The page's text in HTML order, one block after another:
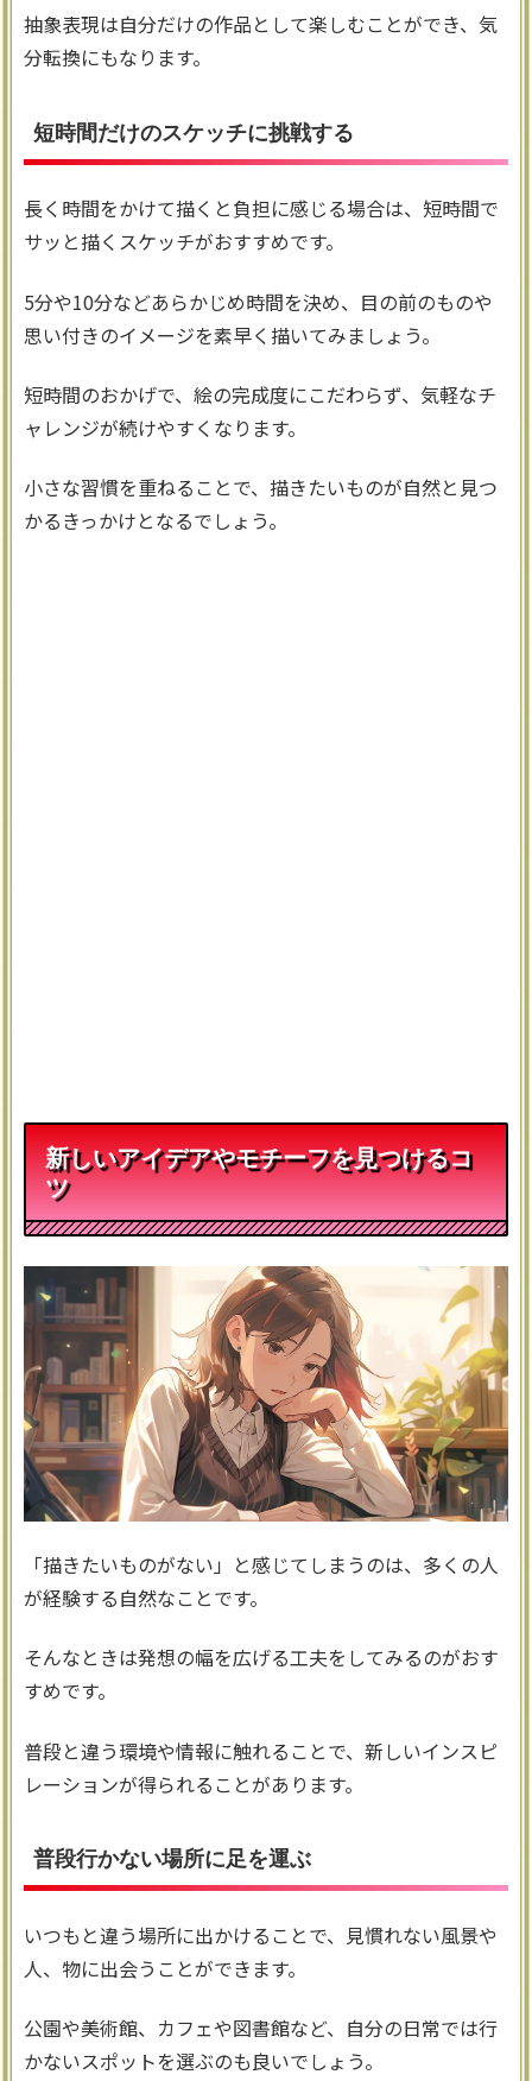
抽象表現は自分だけの作品として楽しむことができ、気
分転換にもなります。
短時間だけのスケッチに挑戦する
長く時間をかけて描くと負担に感じる場合は、短時間で
サッと描くスケッチがおすすめです。
5分や10分などあらかじめ時間を決め、目の前のものや
思い付きのイメージを素早く描いてみましょう。
短時間のおかげで、絵の完成度にこだわらず、気軽なチ
ャレンジが続けやすくなります。
小さな習慣を重ねることで、描きたいものが自然と見つ
かるきっかけとなるでしょう。
新しいアイデアやモチーフを見つけるコ
ツ
「描きたいものがない」と感じてしまうのは、多くの人
が経験する自然なことです。
そんなときは発想の幅を広げる工夫をしてみるのがおす
すめです。
普段と違う環境や情報に触れることで、新しいインスピ
レーションが得られることがあります。
普段行かない場所に足を運ぶ
いつもと違う場所に出かけることで、見慣れない風景や
人、物に出会うことができます。
公園や美術館、カフェや図書館など、自分の日常では行
かないスポットを選ぶのも良いでしょう。